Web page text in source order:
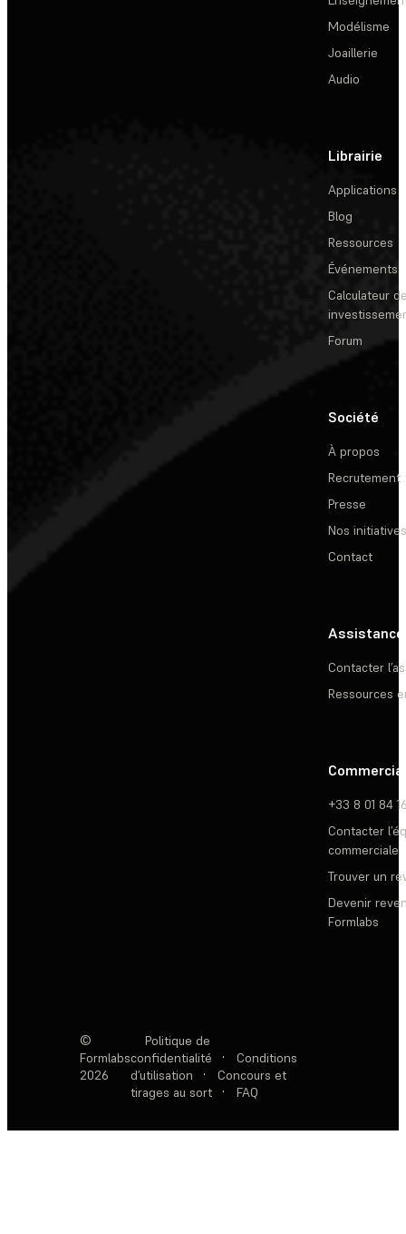
Modélisme
Joaillerie
Audio
Librairie
Applications
Blog
Ressources
Événements
Calculateur
Forum
Société
À propos
Recrutement
Presse
Nos initiatives
Contact
Assistance
Contacter
Ressources
Commercial
+33 8 01 84
Contacter
commerciale
Trouver un
Devenir
Formlabs
©
Formlabs
2026
Politique de
confidentialité
·
Conditions
d’utilisation
·
Concours et
tirages au sort
· FAQ